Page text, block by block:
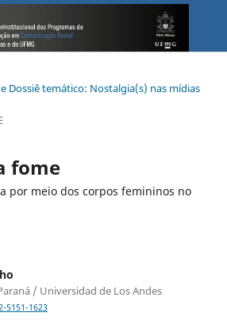
Dossiê temático: Nostalgia(s) nas mídias
fome
por meio dos corpos femininos no
/ Universidad de Los Andes
5151-1623